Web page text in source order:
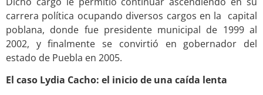
carrera política ocupando diversos cargos en la capital
poblana, donde fue presidente municipal de 1999 al
2002, y finalmente se convirtió en gobernador del
estado de Puebla en 2005.
El caso Lydia Cacho: el inicio de una caída lenta